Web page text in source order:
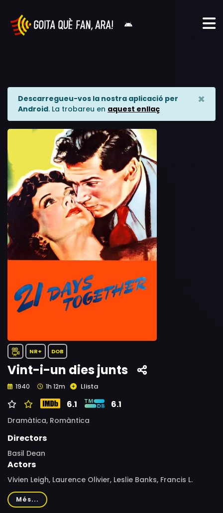
Descarregueu-vos la nostra aplicació per
Android. La trobareu en aquest enllaç
×
NR+ DOB
Vint-i-un dies junts
1940 1h 12m Llista
6.1 6.1
Dramàtica, Romàntica
Directors
Basil Dean
Actors
Vivien Leigh, Laurence Olivier, Leslie Banks, Francis L.
Sullivan, David Horne, William Dewhurst, Frederick Lloyd,
Robert Newton, Esme Percy, Elliott Mason, Arthur Young,
Més...